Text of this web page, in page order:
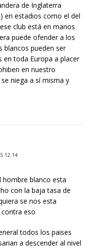
de Inglaterra
en estadios como el del
club está en manos
puede ofender a los
blancos pueden ser
en toda Europa a placer
en nuestro
niega a sí misma y
12:14
blanco esta
con la baja tasa de
se nos esta
eso
todos los paises
a descender al nivel